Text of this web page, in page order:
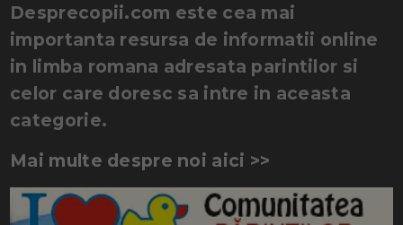
Desprecopii.com este cea mai
importanta resursa de informatii online
in limba romana adresata parintilor si
celor care doresc sa intre in aceasta
categorie.
Mai multe despre noi aici >>